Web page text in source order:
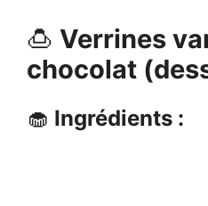
🍮 Verrines
chocolat
🧁 Ingrédients :